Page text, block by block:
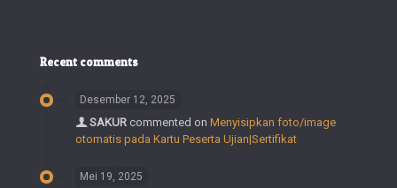
Recent comments
Desember 12, 2025
SAKUR commented on Menyisipkan foto/image
otomatis pada Kartu Peserta Ujian|Sertifikat
Mei 19, 2025